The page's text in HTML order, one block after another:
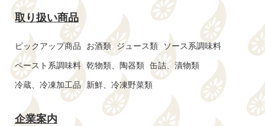
取り扱い商品
ピックアップ商品 お酒類 ジュース類 ソース系調味料
ペースト系調味料 乾物類、陶器類 缶詰、漬物類
冷蔵、冷凍加工品 新鮮、冷凍野菜類
企業案内